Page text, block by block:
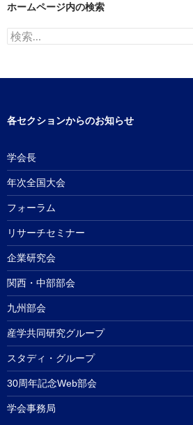
ホームページ内の検索
検
索:
各セクションからのお知らせ
学会長
年次全国大会
フォーラム
リサーチセミナー
企業研究会
関西・中部部会
九州部会
産学共同研究グループ
スタディ・グループ
30周年記念Web部会
学会事務局